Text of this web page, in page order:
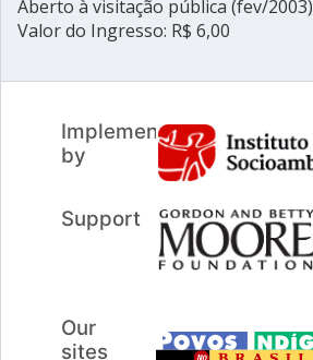
Aberto à visitação pública (fev/2003)
Valor do Ingresso: R$ 6,00